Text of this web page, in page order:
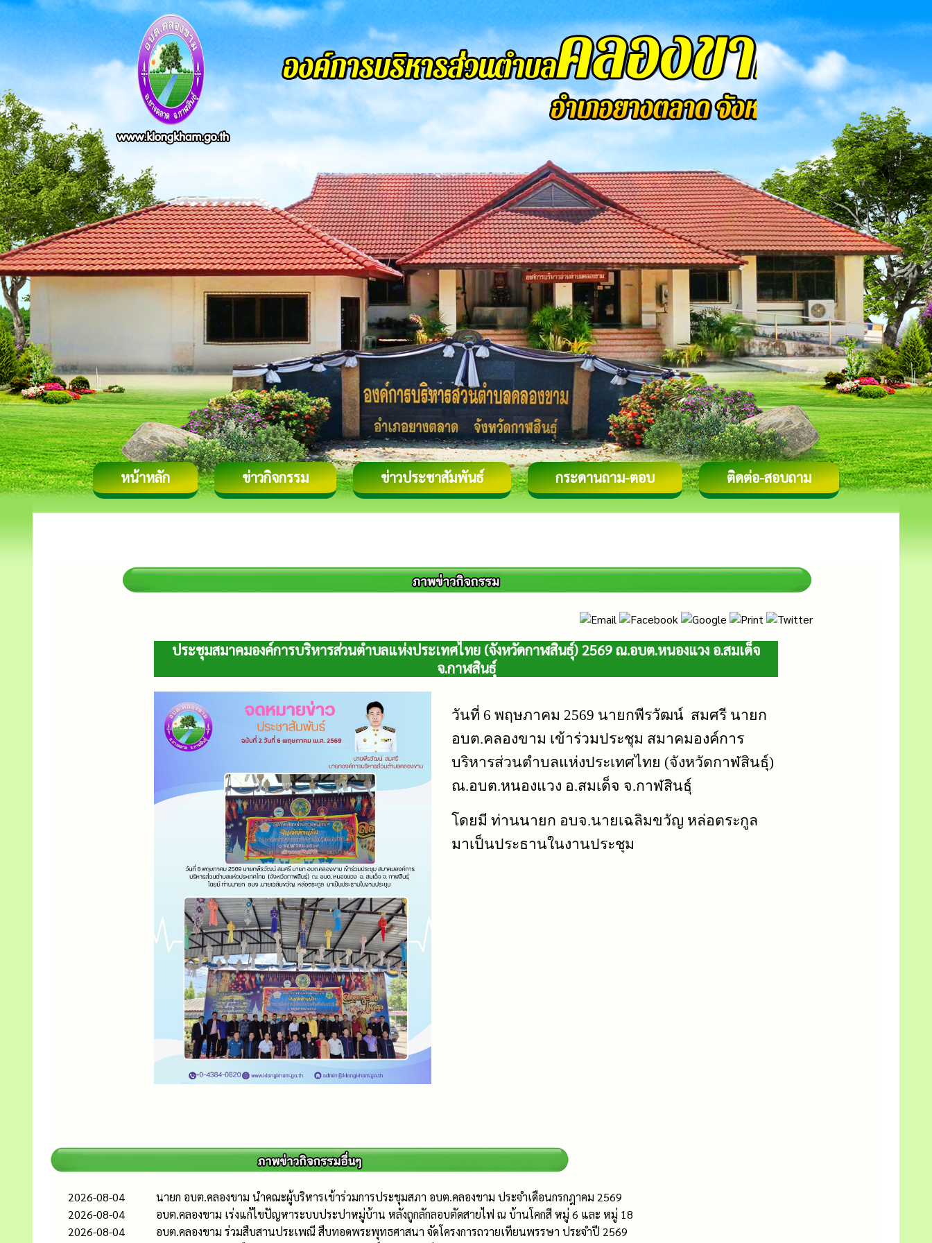
หน้าหลัก ข่าวกิจกรรม ข่าวประชาสัมพันธ์ กระดานถาม-ตอบ ติดต่อ-สอบถาม
ประชุมสมาคมองค์การบริหารส่วนตำบลแห่งประเทศไทย (จังหวัดกาฬสินธุ์) 2569 ณ.อบต.หนองแวง อ.สมเด็จ
จ.กาฬสินธุ์
วันที่ 6 พฤษภาคม 2569 นายกพีรวัฒน์ สมศรี นายก
อบต.คลองขาม เข้าร่วมประชุม สมาคมองค์การ
บริหารส่วนตำบลแห่งประเทศไทย (จังหวัดกาฬสินธุ์)
ณ.อบต.หนองแวง อ.สมเด็จ จ.กาฬสินธุ์
โดยมี ท่านนายก อบจ.นายเฉลิมขวัญ หล่อตระกูล
มาเป็นประธานในงานประชุม
2026-08-04
นายก อบต.คลองขาม นำคณะผู้บริหารเข้าร่วมการประชุมสภา อบต.คลองขาม ประจำเดือนกรกฎาคม 2569
2026-08-04
อบต.คลองขาม เร่งแก้ไขปัญหาระบบประปาหมู่บ้าน หลังถูกลักลอบตัดสายไฟ ณ บ้านโคกสี หมู่ 6 และ หมู่ 18
2026-08-04
อบต.คลองขาม ร่วมสืบสานประเพณี สืบทอดพระพุทธศาสนา จัดโครงการถวายเทียนพรรษา ประจำปี 2569